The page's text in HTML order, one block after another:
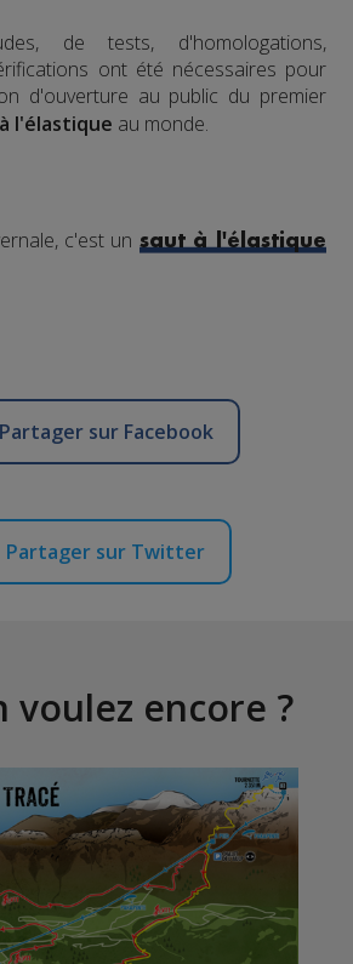
de tests, d'homologations,
ont été nécessaires pour
d'ouverture au public du premier
l'élastique au monde.
c'est un saut à l'élastique
Partager sur Facebook
Partager sur Twitter
voulez encore ?